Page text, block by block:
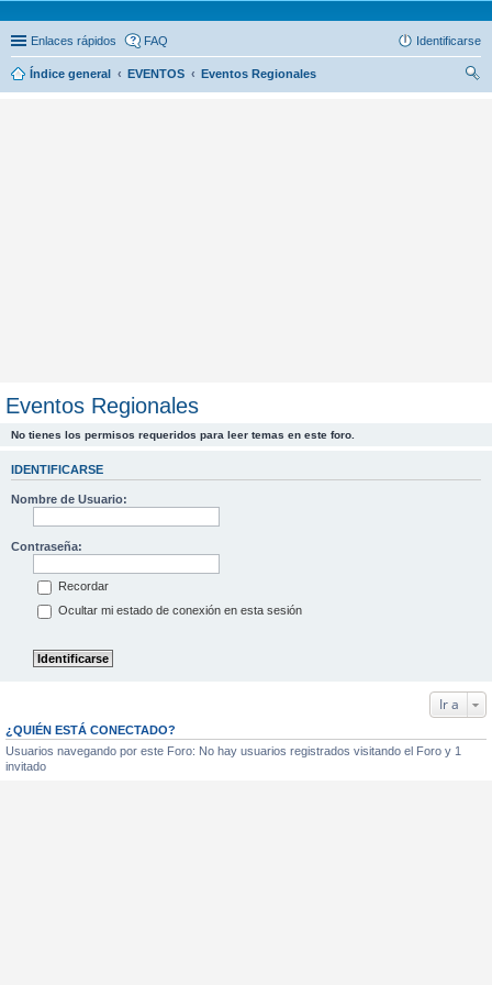
Enlaces rápidos FAQ Identificarse
Índice general EVENTOS
Eventos Regionales
Eventos Regionales
No tienes los permisos requeridos para leer temas en este foro.
IDENTIFICARSE
Nombre de Usuario:
Contraseña:
Recordar
Ocultar mi estado de conexión en esta sesión
Ir a
¿QUIÉN ESTÁ CONECTADO?
Usuarios navegando por este Foro: No hay usuarios registrados visitando el Foro y 1
invitado